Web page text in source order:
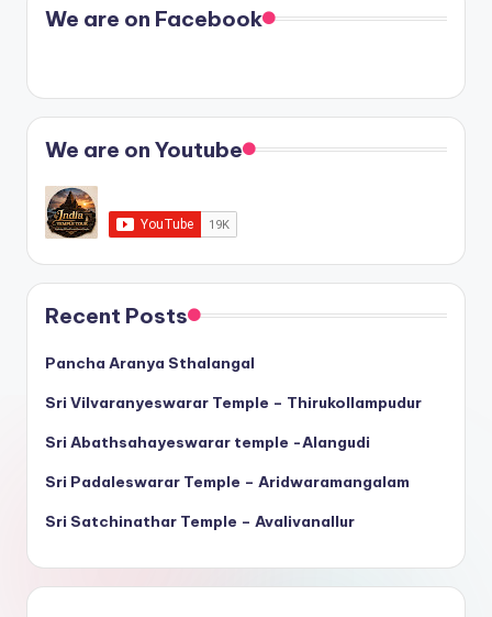
We are on Facebook
We are on Youtube
Recent Posts
Pancha Aranya Sthalangal
Sri Vilvaranyeswarar Temple – Thirukollampudur
Sri Abathsahayeswarar temple -Alangudi
Sri Padaleswarar Temple – Aridwaramangalam
Sri Satchinathar Temple – Avalivanallur